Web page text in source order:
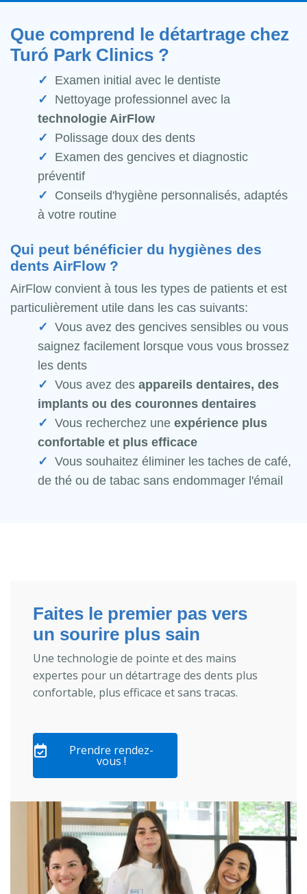
Que comprend le détartrage chez
Turó Park Clinics ?
Examen initial avec le dentiste
Nettoyage professionnel avec la
technologie AirFlow
Polissage doux des dents
Examen des gencives et diagnostic
préventif
Conseils d'hygiène personnalisés, adaptés
à votre routine
Qui peut bénéficier du hygiènes des
dents AirFlow ?
AirFlow convient à tous les types de patients et est
particulièrement utile dans les cas suivants:
Vous avez des gencives sensibles ou vous
saignez facilement lorsque vous vous brossez
les dents
Vous avez des appareils dentaires, des
implants ou des couronnes dentaires
Vous recherchez une expérience plus
confortable et plus efficace
Vous souhaitez éliminer les taches de café,
de thé ou de tabac sans endommager l'émail
Faites le premier pas vers
un sourire plus sain
Une technologie de pointe et des mains
expertes pour un détartrage des dents plus
confortable, plus efficace et sans tracas.
Prendre rendez-
vous !